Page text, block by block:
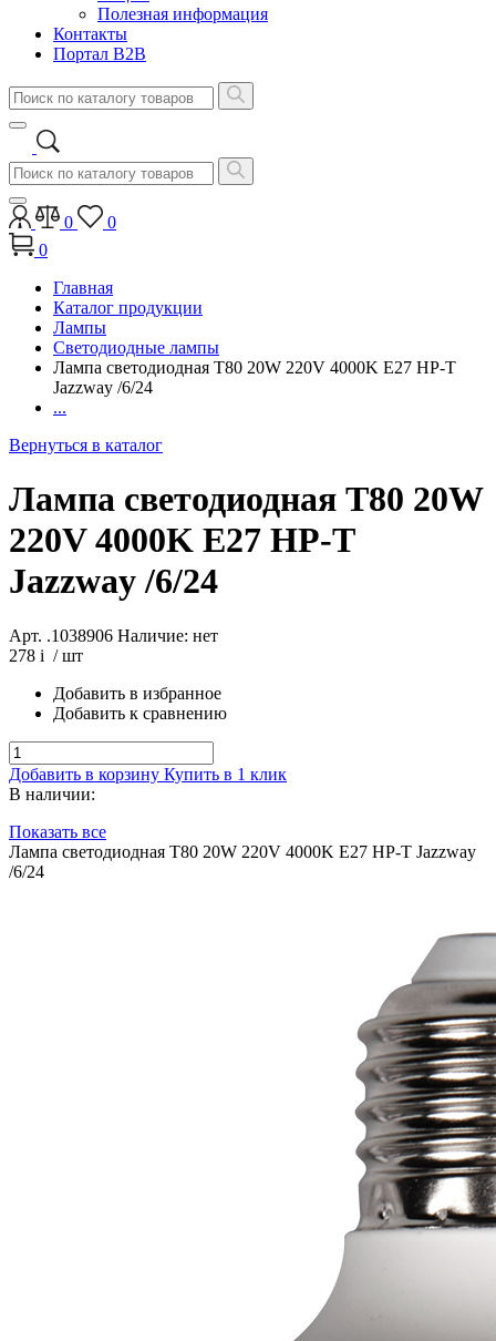
Полезная информация
Контакты
Портал B2B
0
0
0
Главная
Каталог продукции
Лампы
Светодиодные лампы
Лампа светодиодная T80 20W 220V 4000K E27 HP-T
Jazzway /6/24
...
Вернуться в каталог
Лампа светодиодная T80 20W
220V 4000K E27 HP-T
Jazzway /6/24
Арт. .1038906 Наличие: нет
278 i / шт
Добавить в избранное
Добавить к сравнению
Добавить в корзину Купить в 1 клик
В наличии:
Показать все
Лампа светодиодная T80 20W 220V 4000K E27 HP-T Jazzway
/6/24